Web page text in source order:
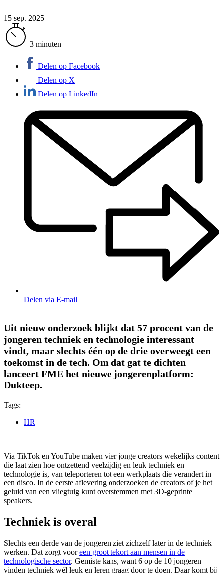
15 sep. 2025
3 minuten
Delen op Facebook
Delen op X
Delen op LinkedIn
Delen via E-mail
Uit nieuw onderzoek blijkt dat 57 procent van de
jongeren techniek en technologie interessant
vindt, maar slechts één op de drie overweegt een
toekomst in de tech. Om dat gat te dichten
lanceert FME het nieuwe jongerenplatform:
Dukteep.
Tags:
HR
Via TikTok en YouTube maken vier jonge creators wekelijks content
die laat zien hoe ontzettend veelzijdig en leuk techniek en
technologie is, van teleporteren tot een werkplaats die verandert in
een disco. In de eerste aflevering onderzoeken de creators of je het
geluid van een vliegtuig kunt overstemmen met 3D-geprinte
speakers.
Techniek is overal
Slechts een derde van de jongeren ziet zichzelf later in de techniek
werken. Dat zorgt vooreen groot tekort aan mensen in de
technologische sector. Gemiste kans, want 6 op de 10 jongeren
vinden techniek wél leuk en leren graag door te doen. Daar komt bij